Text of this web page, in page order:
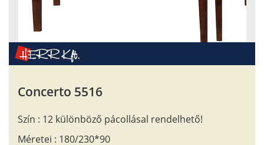
Concerto 5516
Szín : 12 különböző pácollásal rendelhető!
Méretei : 180/230*90